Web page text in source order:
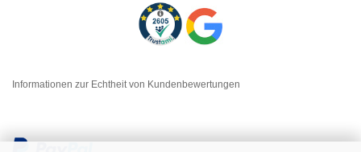
Informationen zur Echtheit von Kundenbewertungen